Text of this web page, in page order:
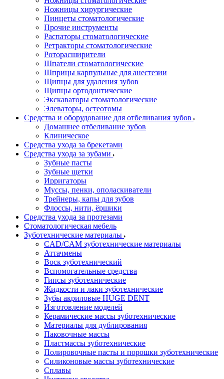
Ножницы хирургические
Пинцеты стоматологические
Прочие инструменты
Распаторы стоматологические
Ретракторы стоматологические
Роторасширители
Шпатели стоматологические
Шприцы карпульные для анестезии
Щипцы для удаления зубов
Щипцы ортодонтические
Экскаваторы стоматологические
Элеваторы, остеотомы
Средства и оборудование для отбеливания зубов
Домашнее отбеливание зубов
Клиническое
Средства ухода за брекетами
Средства ухода за зубами
Зубные пасты
Зубные щетки
Ирригаторы
Муссы, пенки, ополаскиватели
Трейнеры, капы для зубов
Флоссы, нити, ёршики
Средства ухода за протезами
Стоматологическая мебель
Зуботехнические материалы
CAD/CAM зуботехнические материалы
Аттачмены
Воск зуботехнический
Вспомогательные средства
Гипсы зуботехнические
Жидкости и лаки зуботехнические
Зубы акриловые HUGE DENT
Изготовление моделей
Керамические массы зуботехнические
Материалы для дублирования
Паковочные массы
Пластмассы зуботехнические
Полировочные пасты и порошки зуботехнические
Силиконовые массы зуботехнические
Сплавы